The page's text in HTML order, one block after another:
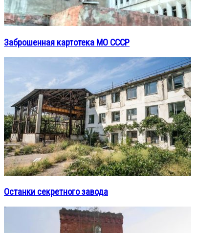
Заброшенная картотека МО СССР
Останки секретного завода